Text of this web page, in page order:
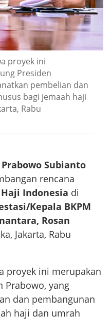
proyek ini
Presiden
pembelian dan
bagi jemaah haji
Rabu
Prabowo Subianto
rencana
Indonesia di
Kepala BKPM
Rosan
Jakarta, Rabu
proyek ini merupakan
Prabowo, yang
dan pembangunan
haji dan umrah